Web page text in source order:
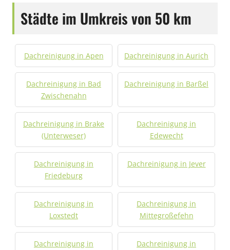
Städte im Umkreis von 50 km
Dachreinigung in Apen Dachreinigung in Aurich
Dachreinigung in Bad
Zwischenahn
Dachreinigung in Barßel
Dachreinigung in Brake
(Unterweser)
Dachreinigung in
Edewecht
Dachreinigung in
Friedeburg
Dachreinigung in Jever
Dachreinigung in
Loxstedt
Dachreinigung in
Mittegroßefehn
Dachreinigung in
Dachreinigung in